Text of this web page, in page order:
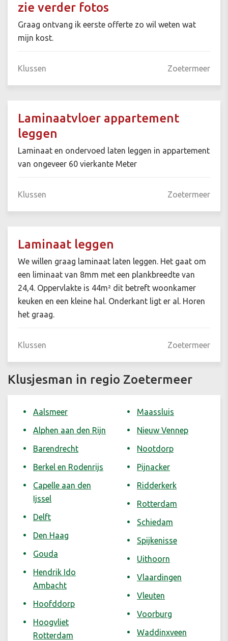
zie verder fotos
Graag ontvang ik eerste offerte zo wil weten wat
mijn kost.
Klussen Zoetermeer
Laminaatvloer appartement
leggen
Laminaat en ondervoed laten leggen in appartement
van ongeveer 60 vierkante Meter
Klussen Zoetermeer
Laminaat leggen
We willen graag laminaat laten leggen. Het gaat om
een liminaat van 8mm met een plankbreedte van
24,4. Oppervlakte is 44m² dit betreft woonkamer
keuken en een kleine hal. Onderkant ligt er al. Horen
het graag.
Klussen Zoetermeer
Klusjesman in regio Zoetermeer
Aalsmeer
Alphen aan den Rijn
Barendrecht
Berkel en Rodenrijs
Capelle aan den
Ijssel
Delft
Den Haag
Gouda
Hendrik Ido
Ambacht
Hoofddorp
Hoogvliet
Rotterdam
Maassluis
Nieuw Vennep
Nootdorp
Pijnacker
Ridderkerk
Rotterdam
Schiedam
Spijkenisse
Uithoorn
Vlaardingen
Vleuten
Voorburg
Waddinxveen